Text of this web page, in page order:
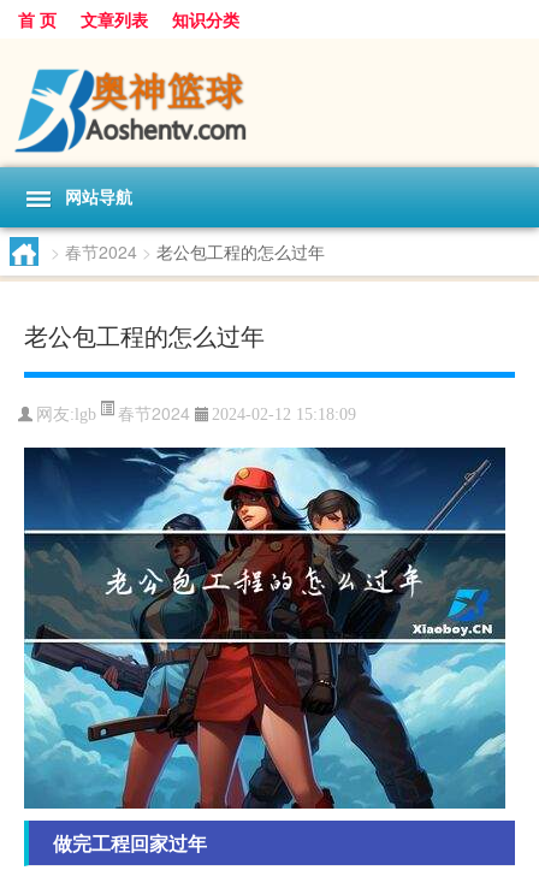
首 页 文章列表 知识分类
网站导航
> 春节2024 > 老公包工程的怎么过年
老公包工程的怎么过年
网友:lgb 春节2024 2024-02-12 15:18:09
做完工程回家过年